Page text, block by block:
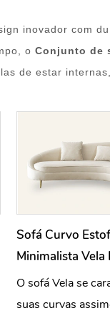
inovador com
o Conjunto de
de estar
Sofá Curvo
Minimalista Vela
Lugares Branco
O sofá Vela se
suas curvas